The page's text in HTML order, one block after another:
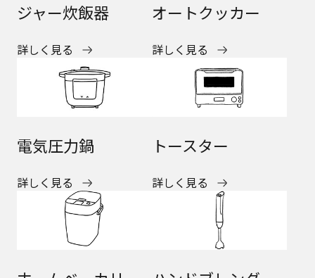
ジャー炊飯器
詳しく見る
オートクッカー
詳しく見る
電気圧力鍋
詳しく見る
トースター
詳しく見る